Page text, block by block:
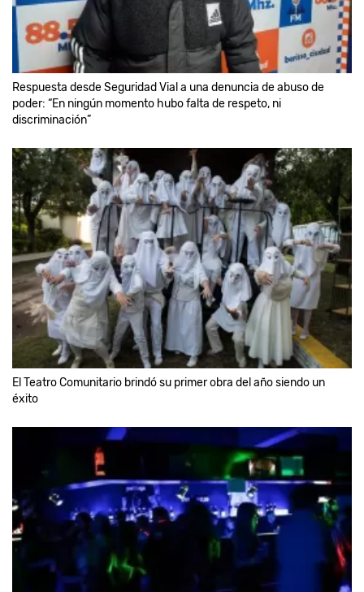
Respuesta desde Seguridad Vial a una denuncia de abuso de
poder: “En ningún momento hubo falta de respeto, ni
discriminación”
El Teatro Comunitario brindó su primer obra del año siendo un
éxito